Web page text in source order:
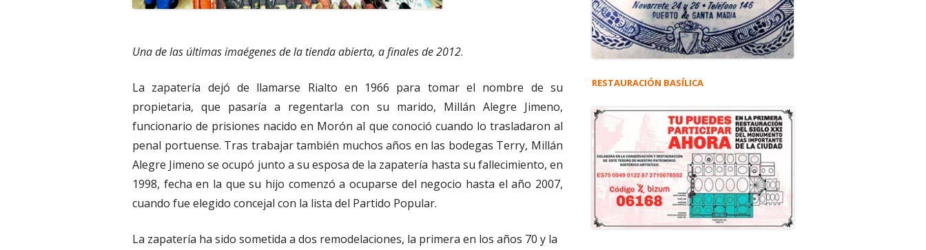
Una de las últimas imaégenes de la tienda abierta, a finales de 2012.
La zapatería dejó de llamarse Rialto en 1966 para tomar el nombre de su
propietaria, que pasaría a regentarla con su marido, Millán Alegre Jimeno,
funcionario de prisiones nacido en Morón al que conoció cuando lo trasladaron al
penal portuense. Tras trabajar también muchos años en las bodegas Terry, Millán
Alegre Jimeno se ocupó junto a su esposa de la zapatería hasta su fallecimiento, en
1998, fecha en la que su hijo comenzó a ocuparse del negocio hasta el año 2007,
cuando fue elegido concejal con la lista del Partido Popular.
La zapatería ha sido sometida a dos remodelaciones, la primera en los años 70 y la
RESTAURACIÓN BASÍLICA